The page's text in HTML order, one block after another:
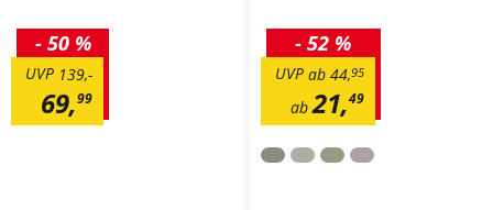
69,99
139,-
UVP
- 50 %
ab 21,49
ab 44,95
UVP
- 52 %